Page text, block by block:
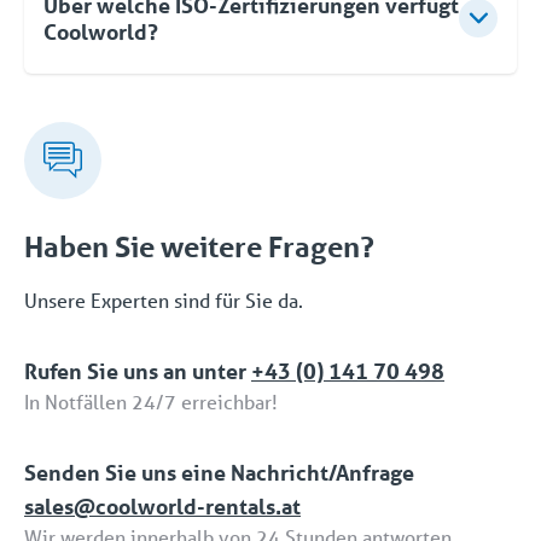
optimieren wir Betrieb, Sicherheit und
Bedarf ein, zwei, drei oder mehr Geräte hinzufügen.
Coolworld?
Zertifizierungen: ISO 9001 (Qualität), ISO 45001
(Sicherheit) und ISO 14001 (Umwelt).
Haben Sie weitere Fragen?
Unsere Experten sind für Sie da.
Rufen Sie uns an unter +43 (0) 141 70 498
In Notfällen 24/7 erreichbar!
Senden Sie uns eine Nachricht/Anfrage
sales@coolworld-rentals.at